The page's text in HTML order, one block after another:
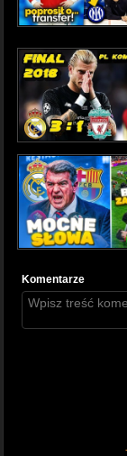
Komentarze